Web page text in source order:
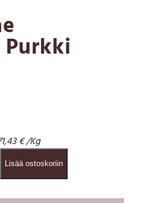
€/Kg
Lisää ostoskoriin